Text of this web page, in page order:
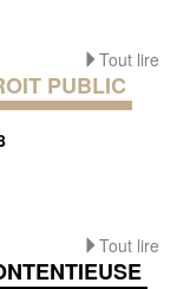
Tout lire
PUBLIC
Tout lire